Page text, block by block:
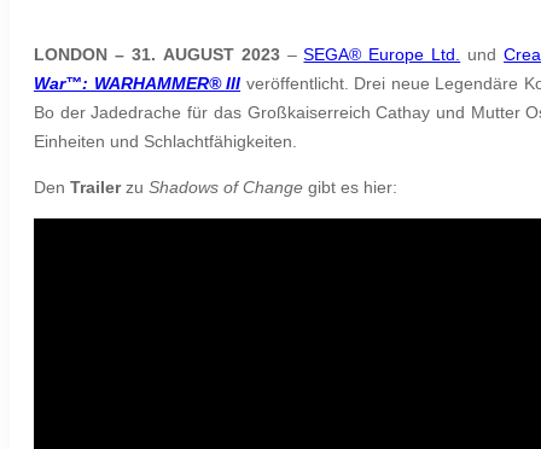
LONDON – 31. AUGUST 2023 –SEGA® Europe Ltd. und
War™: WARHAMMER® III veröffentlicht. Drei neue Legendäre
Bo der Jadedrache für das Großkaiserreich Cathay und Mutter
Einheiten und Schlachtfähigkeiten.
Den Trailerzu Shadows of Change gibt es hier: